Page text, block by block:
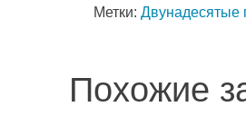
Метки: Двунадесятые
Похожие